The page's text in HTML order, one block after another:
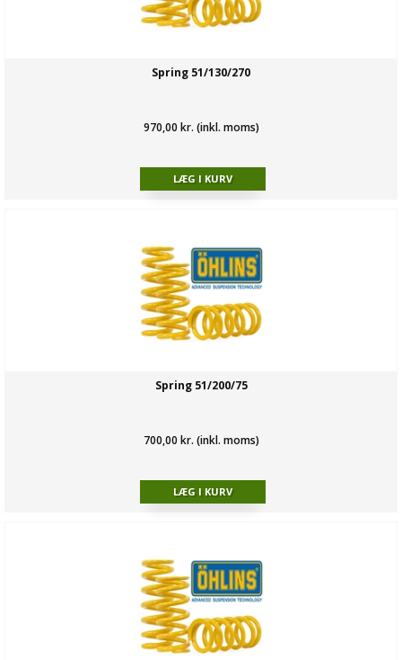
Spring 51/130/270
970,00 kr. (inkl. moms)
Spring 51/200/75
700,00 kr. (inkl. moms)